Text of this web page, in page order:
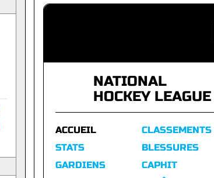
NATIONAL
HOCKEY LEAGUE
ACCUEIL
STATS
GARDIENS
CLASSEMENTS
BLESSURES
CAPHIT